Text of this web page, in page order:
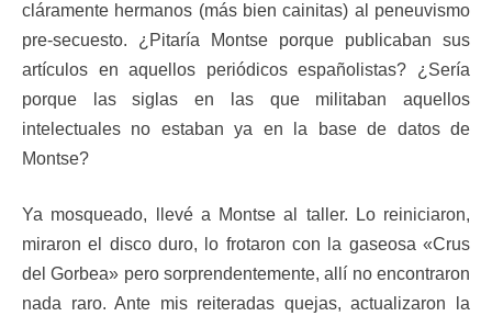
cláramente hermanos (más bien cainitas) al peneuvismo
pre-secuesto. ¿Pitaría Montse porque publicaban sus
artículos en aquellos periódicos españolistas? ¿Sería
porque las siglas en las que militaban aquellos
intelectuales no estaban ya en la base de datos de
Montse?
Ya mosqueado, llevé a Montse al taller. Lo reiniciaron,
miraron el disco duro, lo frotaron con la gaseosa «Crus
del Gorbea» pero sorprendentemente, allí no encontraron
nada raro. Ante mis reiteradas quejas, actualizaron la